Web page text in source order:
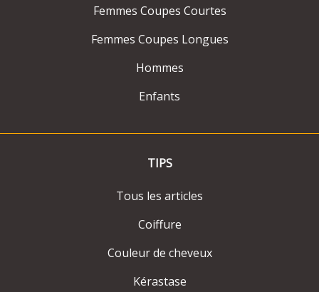
Femmes Coupes Courtes
Femmes Coupes Longues
Hommes
Enfants
TIPS
Tous les articles
Coiffure
Couleur de cheveux
Kérastase